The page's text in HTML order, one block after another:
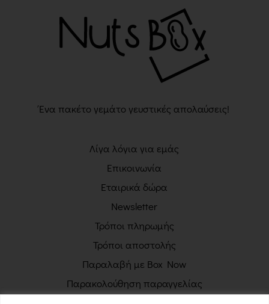
Ένα πακέτο γεμάτο γευστικές απολαύσεις!
Λίγα λόγια για εμάς
Επικοινωνία
Εταιρικά δώρα
Newsletter
Τρόποι πληρωμής
Τρόποι αποστολής
Παραλαβή με Box Now
Παρακολούθηση παραγγελίας